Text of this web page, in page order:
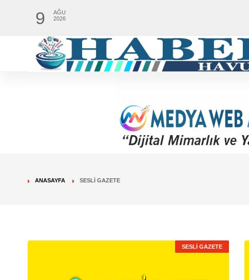
9
AĞU
2026
ANASAYFA SESLİ GAZETE
SESLİ GAZETE